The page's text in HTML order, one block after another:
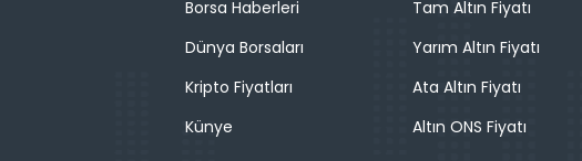
Borsa Haberleri
Dünya Borsaları
Kripto Fiyatları
Künye
Tam Altın Fiyatı
Yarım Altın Fiyatı
Ata Altın Fiyatı
Altın ONS Fiyatı